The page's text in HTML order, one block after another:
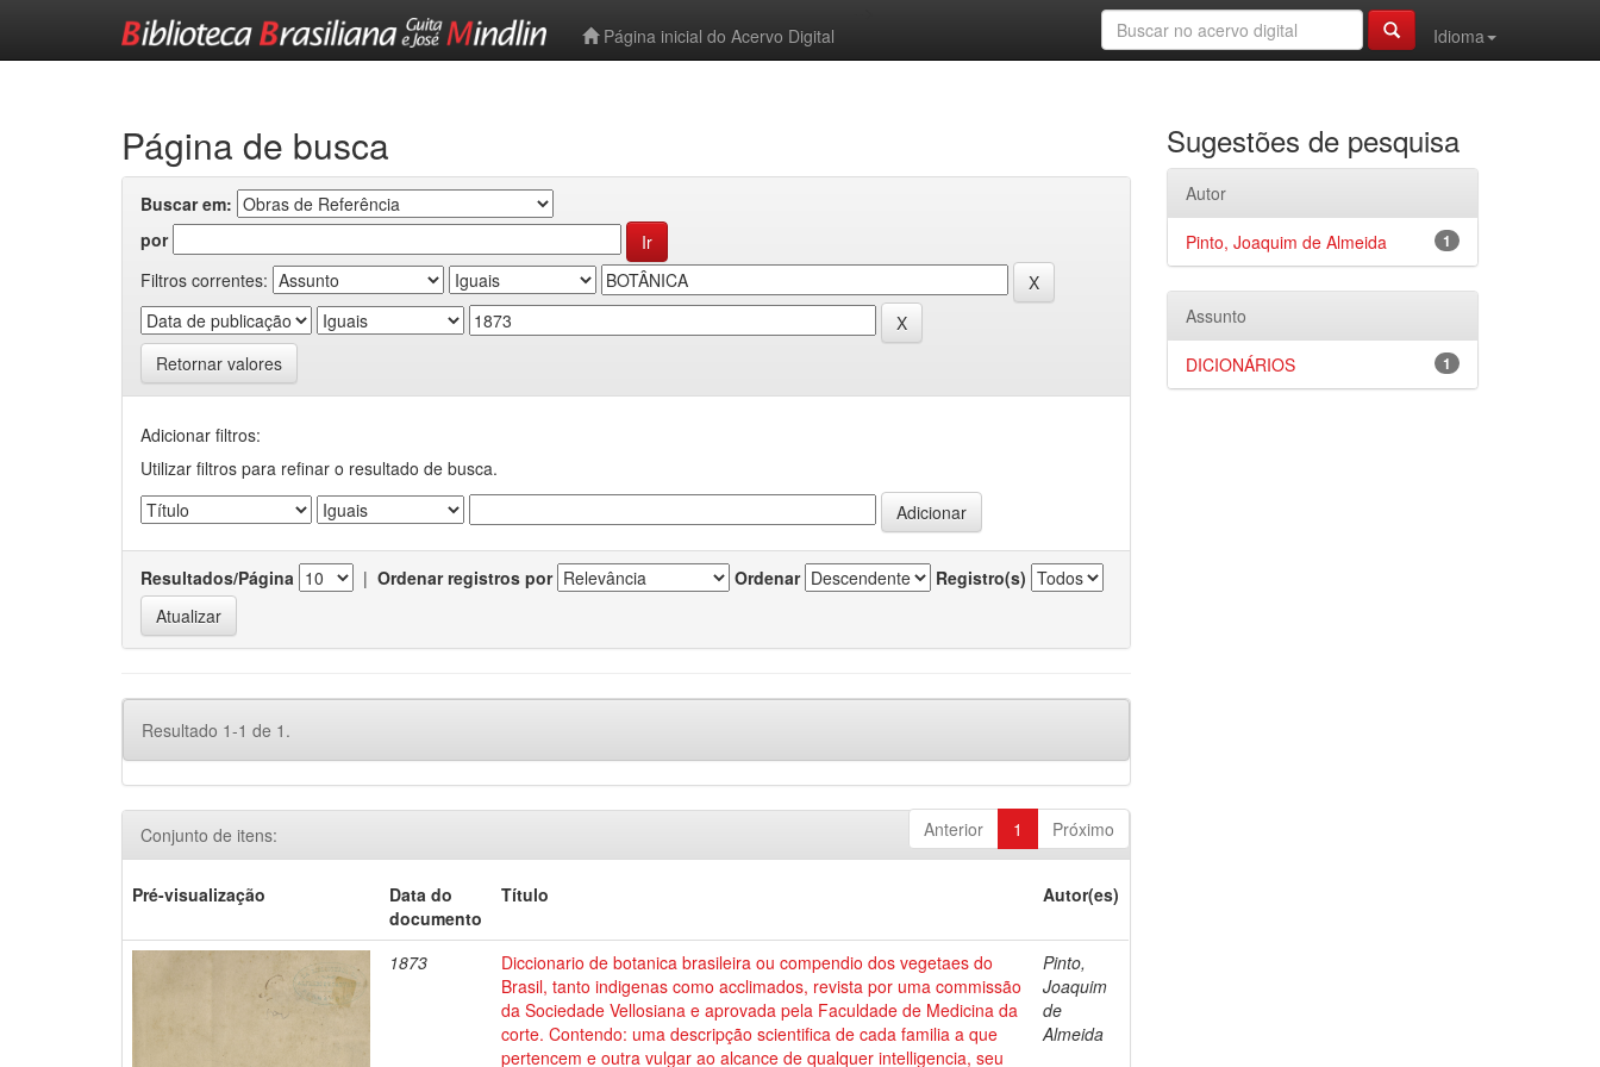
Página inicial do Acervo Digital
Idioma
Página de busca
Buscar em:
por
Filtros correntes:
Retornar valores
Adicionar filtros:
Utilizar filtros para refinar o resultado de busca.
Resultados/Página | Ordenar registros por Ordenar Registro(s)
Resultado 1-1 de 1.
Anterior 1 Próximo
Conjunto de itens:
Pré-visualização
Data do
documento
Título Autor(es)
1873
Diccionario de botanica brasileira ou compendio dos vegetaes do
Brasil, tanto indigenas como acclimados, revista por uma commissão
da Sociedade Vellosiana e aprovada pela Faculdade de Medicina da
corte. Contendo: uma descripção scientifica de cada familia a que
pertencem e outra vulgar ao alcance de qualquer intelligencia, seu
Pinto,
Joaquim
de
Almeida
Sugestões de pesquisa
Autor
1
Pinto, Joaquim de Almeida
Assunto
1
DICIONÁRIOS